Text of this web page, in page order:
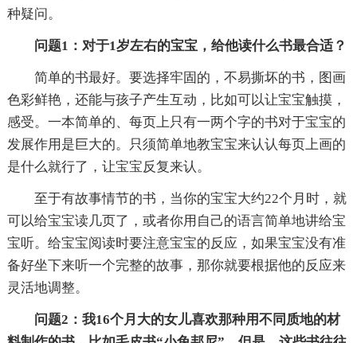
种疑问。
问题1：对于1岁左右的宝宝，给他读什么书最合适？
简单的书最好。要选择牢固的，不易撕坏的书，图画
色彩鲜艳，还能与孩子产生互动，比如可以让宝宝触摸，
感受。一本简单的、每页上只有一两个字的书对于宝宝的
发展作用是巨大的。只须简单地教宝宝来认认每页上画的
是什么就行了，让宝宝反复来认。
至于有故事情节的书，当你的宝宝大约22个月时，就
可以给宝宝读几页了，或者你用自己的语言简单地讲给宝
宝听。给宝宝阅读时要注意宝宝的反应，如果宝宝没有准
备好坐下来听一个完整的故事，那你就要根据他的反应来
灵活地调整。
问题2：我16个月大的女儿喜欢那种用不同质地的材